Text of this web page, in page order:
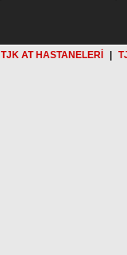
TJK AT HASTANELERİ